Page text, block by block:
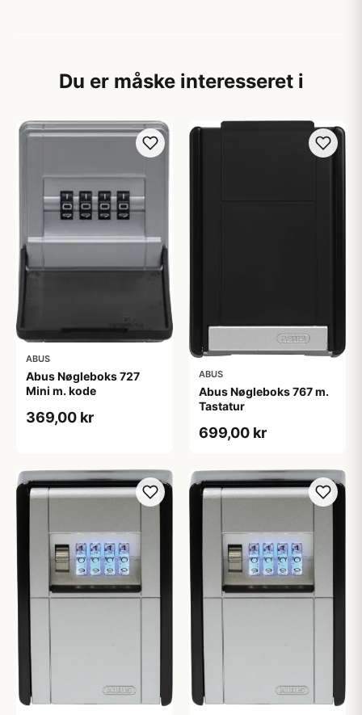
Du er måske interesseret i
ABUS
Abus Nøgleboks 727
Mini m. kode
369,00 kr
ABUS
Abus Nøgleboks 767 m.
Tastatur
699,00 kr